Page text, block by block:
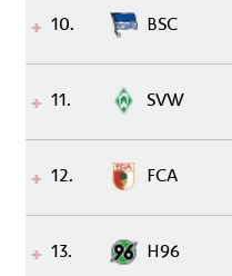
10. BSC
11. SVW
12. FCA
13. H96